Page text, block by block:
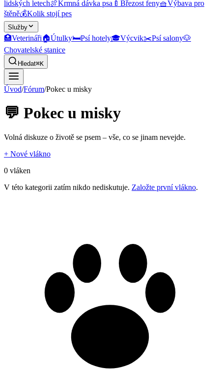
lidských letech🍖Krmná dávka psa 🍼 Březost feny🧺Výbava pro
štěně💰Kolik stojí pes
Služby
🏥Veterináři🏠Útulky🛏️Psí hotely🎓Výcvik✂️Psí salony🐶
Chovatelské stanice
Hledat⌘K
Úvod/Fórum/Pokec u misky
💬 Pokec u misky
Volná diskuze o životě se psem – vše, co se jinam nevejde.
+ Nové vlákno
0 vláken
V této kategorii zatím nikdo nediskutuje. Založte první vlákno.